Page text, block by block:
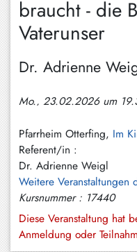
braucht - die
Vaterunser
Dr. Adrienne
Mo., 23.02.2026 um
Pfarrheim Otterfing, Im
Referent/in :
Dr. Adrienne Weigl
Weitere Veranstaltungen
Kursnummer : 17440
Diese Veranstaltung hat
Anmeldung oder
Hausham
Irschenberg
Kreuth
Leitzachtal
Miesbach
Neuhaus
Niklasreuth